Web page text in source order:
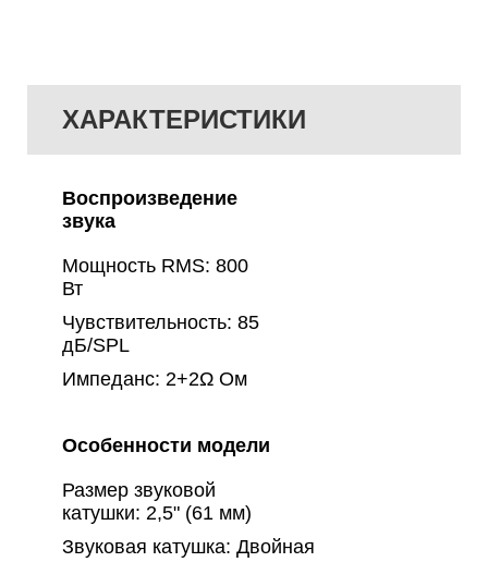
ХАРАКТЕРИСТИКИ
Воспроизведение
звука
Мощность RMS: 800
Вт
Чувствительность: 85
дБ/SPL
Импеданс: 2+2Ω Ом
Особенности модели
Размер звуковой
катушки: 2,5" (61 мм)
Звуковая катушка: Двойная